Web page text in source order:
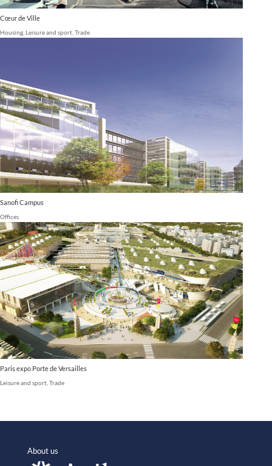
Cœur de Ville
Housing Leisure and sport Trade
Sanofi Campus
Offices
Paris expo Porte de Versailles
Leisure and sport Trade
About us